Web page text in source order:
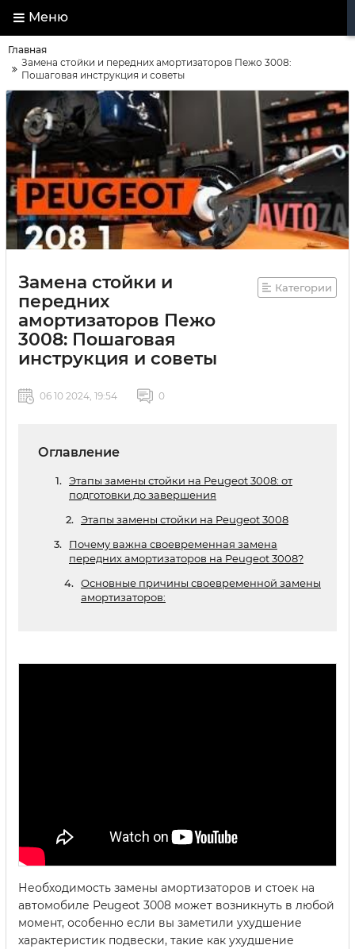
Меню
Главная
Замена стойки и передних амортизаторов Пежо 3008:
Пошаговая инструкция и советы
Замена стойки и
передних
амортизаторов Пежо
3008: Пошаговая
инструкция и советы
Категории
06 10 2024, 19:54 0
Оглавление
Этапы замены стойки на Peugeot 3008: от
подготовки до завершения
Этапы замены стойки на Peugeot 3008
Почему важна своевременная замена
передних амортизаторов на Peugeot 3008?
Основные причины своевременной замены
амортизаторов:
Необходимость замены амортизаторов и стоек на
автомобиле Peugeot 3008 может возникнуть в любой
момент, особенно если вы заметили ухудшение
характеристик подвески, такие как ухудшение